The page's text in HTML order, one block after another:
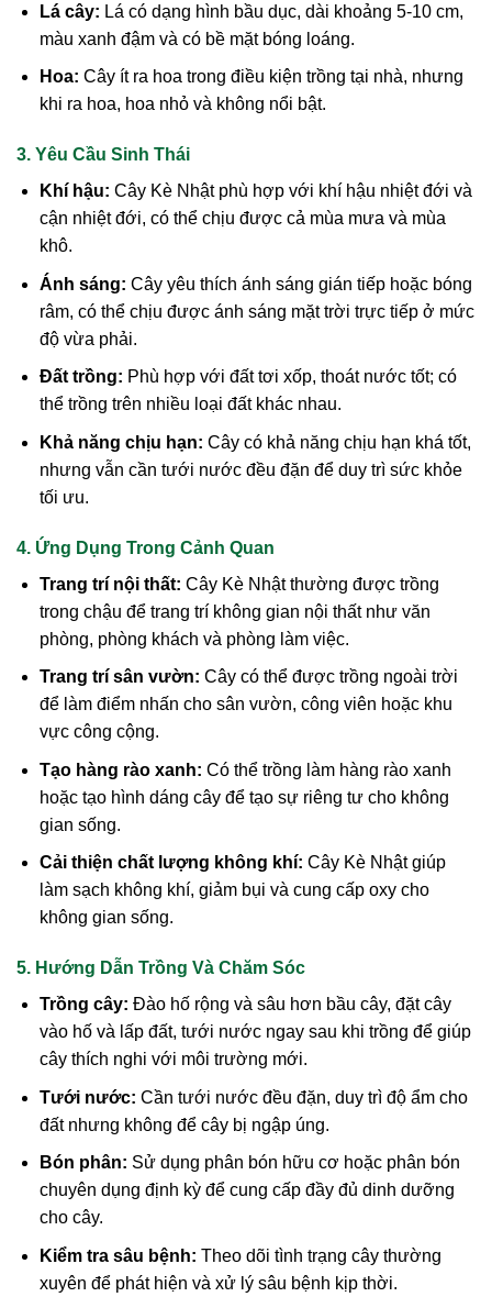
Lá cây: Lá có dạng hình bầu dục, dài khoảng 5-10 cm,
màu xanh đậm và có bề mặt bóng loáng.
Hoa: Cây ít ra hoa trong điều kiện trồng tại nhà, nhưng
khi ra hoa, hoa nhỏ và không nổi bật.
3. Yêu Cầu Sinh Thái
Khí hậu: Cây Kè Nhật phù hợp với khí hậu nhiệt đới và
cận nhiệt đới, có thể chịu được cả mùa mưa và mùa
khô.
Ánh sáng: Cây yêu thích ánh sáng gián tiếp hoặc bóng
râm, có thể chịu được ánh sáng mặt trời trực tiếp ở mức
độ vừa phải.
Đất trồng: Phù hợp với đất tơi xốp, thoát nước tốt; có
thể trồng trên nhiều loại đất khác nhau.
Khả năng chịu hạn: Cây có khả năng chịu hạn khá tốt,
nhưng vẫn cần tưới nước đều đặn để duy trì sức khỏe
tối ưu.
4. Ứng Dụng Trong Cảnh Quan
Trang trí nội thất: Cây Kè Nhật thường được trồng
trong chậu để trang trí không gian nội thất như văn
phòng, phòng khách và phòng làm việc.
Trang trí sân vườn: Cây có thể được trồng ngoài trời
để làm điểm nhấn cho sân vườn, công viên hoặc khu
vực công cộng.
Tạo hàng rào xanh: Có thể trồng làm hàng rào xanh
hoặc tạo hình dáng cây để tạo sự riêng tư cho không
gian sống.
Cải thiện chất lượng không khí: Cây Kè Nhật giúp
làm sạch không khí, giảm bụi và cung cấp oxy cho
không gian sống.
5. Hướng Dẫn Trồng Và Chăm Sóc
Trồng cây: Đào hố rộng và sâu hơn bầu cây, đặt cây
vào hố và lấp đất, tưới nước ngay sau khi trồng để giúp
cây thích nghi với môi trường mới.
Tưới nước: Cần tưới nước đều đặn, duy trì độ ẩm cho
đất nhưng không để cây bị ngập úng.
Bón phân: Sử dụng phân bón hữu cơ hoặc phân bón
chuyên dụng định kỳ để cung cấp đầy đủ dinh dưỡng
cho cây.
Kiểm tra sâu bệnh: Theo dõi tình trạng cây thường
xuyên để phát hiện và xử lý sâu bệnh kịp thời.